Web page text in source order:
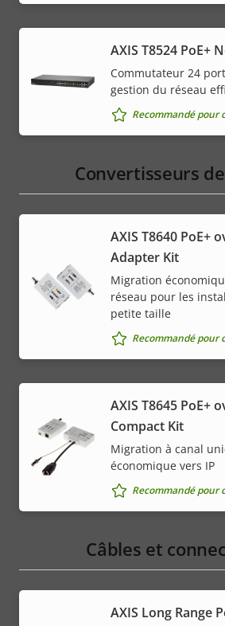
AXIS T8524 PoE+
Commutateur 24
gestion du réseau
Recommandé pour
Convertisseurs
AXIS T8640 PoE+
Adapter Kit
Migration
réseau pour les
petite taille
Recommandé pour
AXIS T8645 PoE+
Compact Kit
Migration à canal
économique vers IP
Recommandé pour
Câbles et
AXIS Long Range